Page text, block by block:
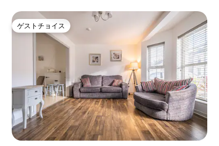
ゲストチョイス
ゲストチョイス